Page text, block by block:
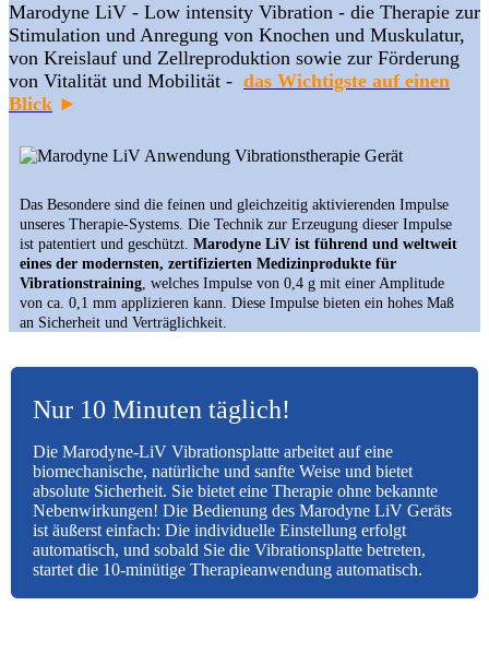
Marodyne LiV - Low intensity Vibration - die Therapie zur
Stimulation und Anregung von Knochen und Muskulatur,
von Kreislauf und Zellreproduktion sowie zur Förderung
von Vitalität und Mobilität - das Wichtigste auf einen
Blick ►
Das Besondere sind die feinen und gleichzeitig aktivierenden Impulse
unseres Therapie-Systems. Die Technik zur Erzeugung dieser Impulse
ist patentiert und geschützt. Marodyne LiV ist führend und weltweit
eines der modernsten, zertifizierten Medizinprodukte für
Vibrationstraining, welches Impulse von 0,4 g mit einer Amplitude
von ca. 0,1 mm applizieren kann. Diese Impulse bieten ein hohes Maß
an Sicherheit und Verträglichkeit.
Nur 10 Minuten täglich!
Die Marodyne-LiV Vibrationsplatte arbeitet auf eine
biomechanische, natürliche und sanfte Weise und bietet
absolute Sicherheit. Sie bietet eine Therapie ohne bekannte
Nebenwirkungen! Die Bedienung des Marodyne LiV Geräts
ist äußerst einfach: Die individuelle Einstellung erfolgt
automatisch, und sobald Sie die Vibrationsplatte betreten,
startet die 10-minütige Therapieanwendung automatisch.